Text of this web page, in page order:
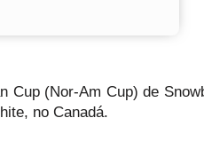
Cup (Nor-Am Cup) de
no Canadá.